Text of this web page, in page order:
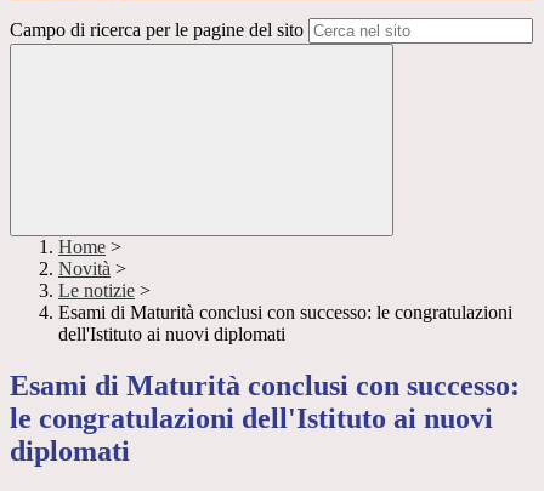
Campo di ricerca per le pagine del sito
Home >
Novità >
Le notizie >
Esami di Maturità conclusi con successo: le congratulazioni
dell'Istituto ai nuovi diplomati
Esami di Maturità conclusi con successo:
le congratulazioni dell'Istituto ai nuovi
diplomati